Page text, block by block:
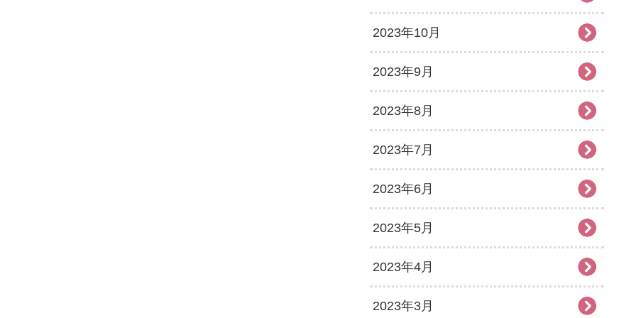
2023年10月
2023年9月
2023年8月
2023年7月
2023年6月
2023年5月
2023年4月
2023年3月